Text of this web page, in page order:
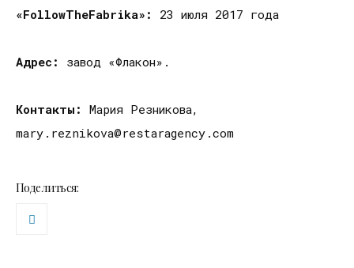
«FollowTheFabrika»: 23 июля 2017 года
Адрес: завод «Флакон».
Контакты: Мария Резникова,
mary.reznikova@restaragency.com
Поделиться: